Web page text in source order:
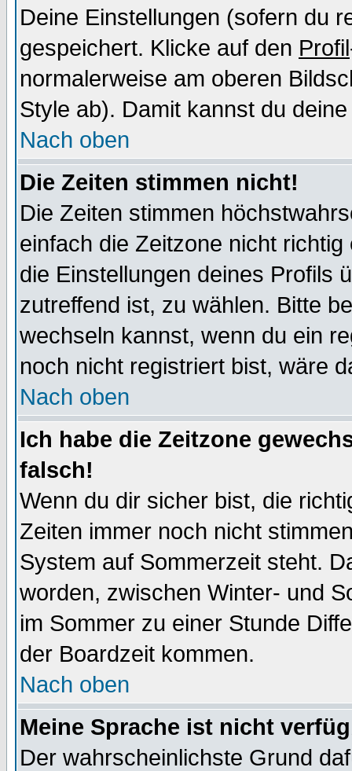
Deine Einstellungen (sofern du
gespeichert. Klicke auf den Profil
normalerweise am oberen
Style ab). Damit kannst du
Nach oben
Die Zeiten stimmen nicht!
Die Zeiten stimmen
einfach die Zeitzone nicht
die Einstellungen deines Profils
zutreffend ist, zu wählen. Bitte
wechseln kannst, wenn du ein
noch nicht registriert bist, wäre
Nach oben
Ich habe die Zeitzone
falsch!
Wenn du dir sicher bist, die
Zeiten immer noch nicht
System auf Sommerzeit steht.
worden, zwischen Winter- und
im Sommer zu einer Stunde
der Boardzeit kommen.
Nach oben
Meine Sprache ist nicht
Der wahrscheinlichste Grund